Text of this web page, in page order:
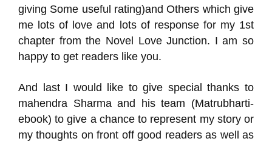
giving Some useful rating)and Others which give
me lots of love and lots of response for my 1st
chapter from the Novel Love Junction. I am so
happy to get readers like you.
And last I would like to give special thanks to
mahendra Sharma and his team (Matrubharti-
ebook) to give a chance to represent my story or
my thoughts on front off good readers as well as